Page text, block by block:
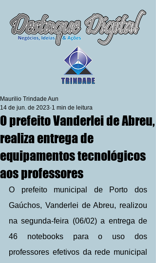
O prefeito Vanderlei de Abreu,
realiza entrega de
equipamentos tecnológicos
aos professores
Maurilio Trindade Aun
14 de jun. de 2023 1 min de leitura
O prefeito municipal de Porto dos
Gaúchos, Vanderlei de Abreu, realizou
na segunda-feira (06/02) a entrega de
46 notebooks para o uso dos
professores efetivos da rede municipal